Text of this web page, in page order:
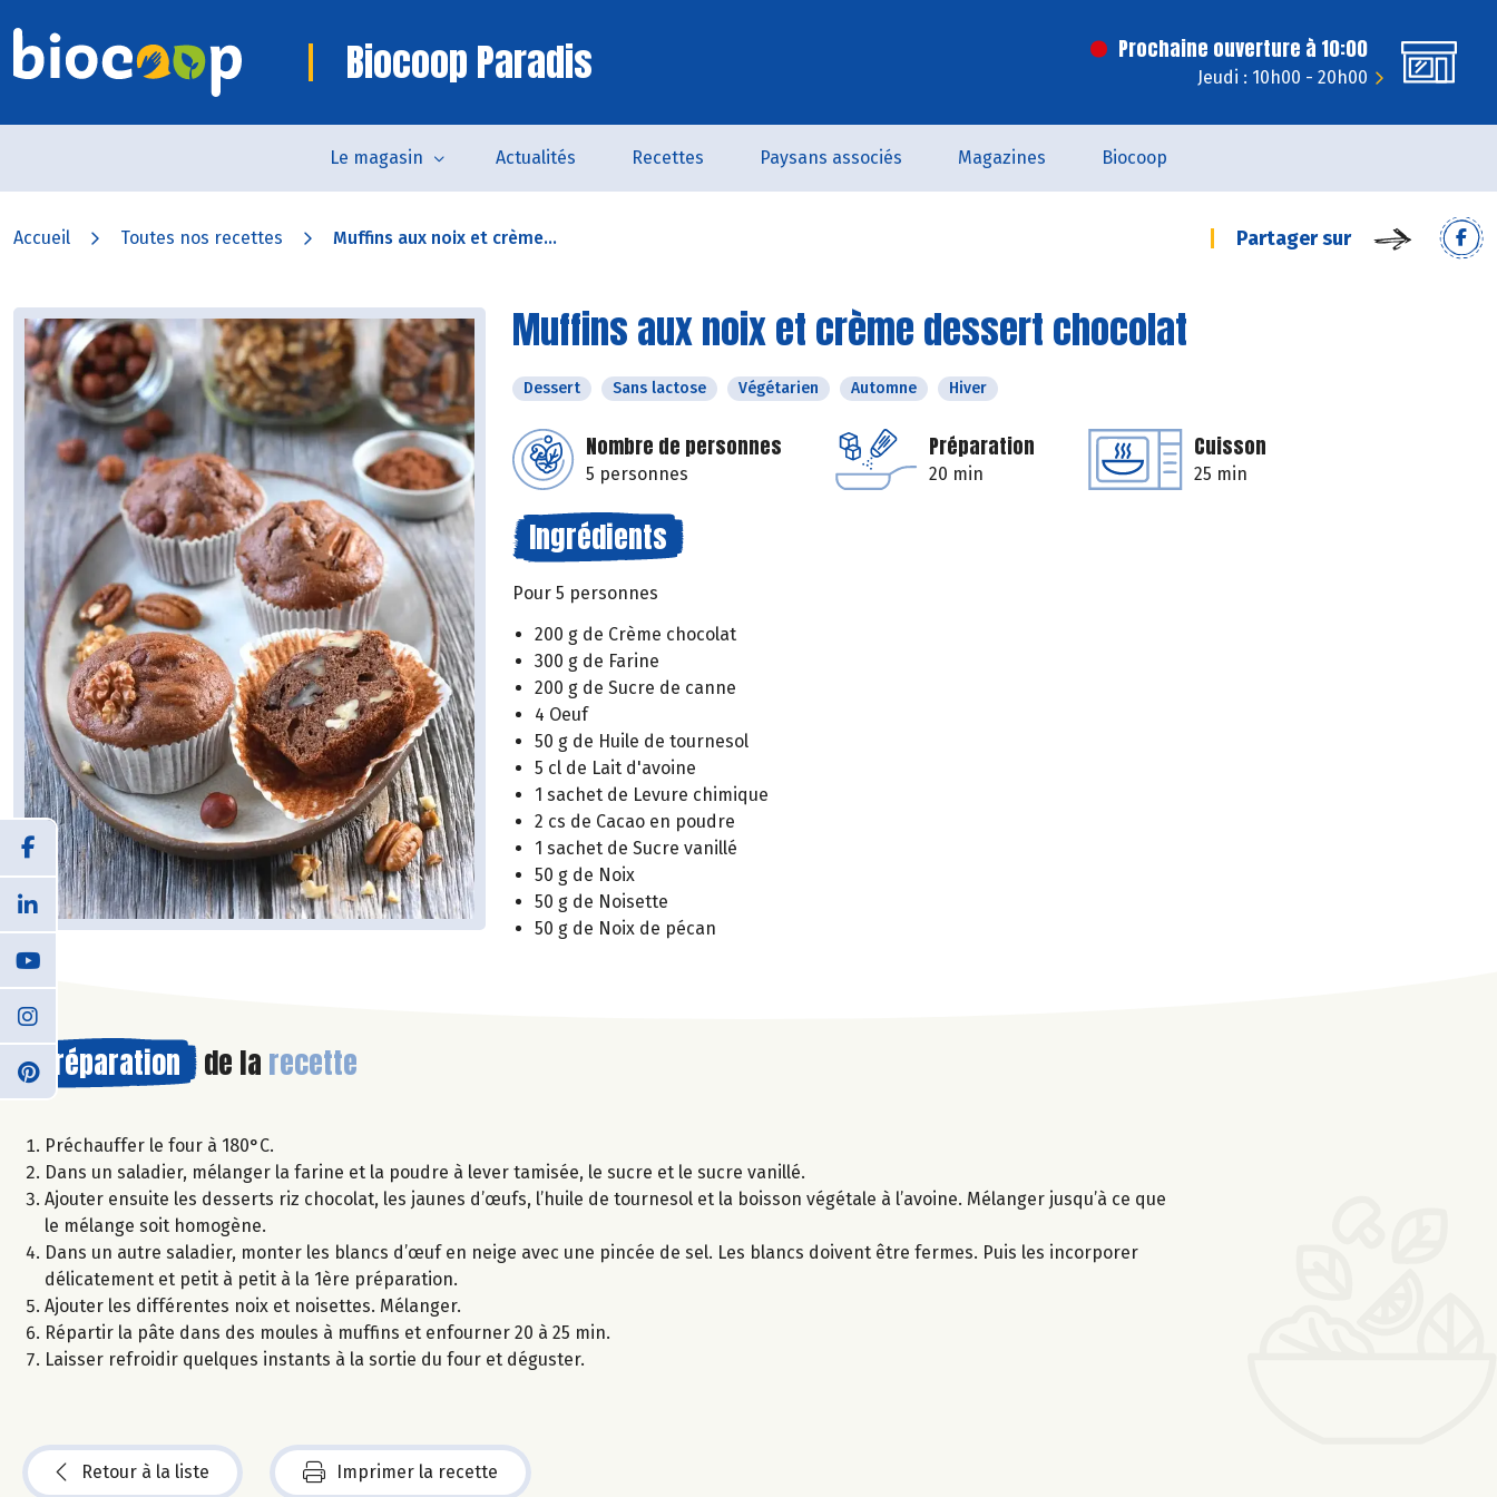
Biocoop Paradis Prochaine ouverture à 10:00
Jeudi : 10h00 - 20h00
Le magasin Actualités Recettes Paysans associés Magazines Biocoop
Accueil Toutes nos recettes Muffins aux noix et crème... Partager sur
Muffins aux noix et crème dessert chocolat
Dessert Sans lactose Végétarien Automne Hiver
Nombre de personnes
5 personnes
Préparation
20 min
Cuisson
25 min
Ingrédients
Pour 5 personnes
200 g de Crème chocolat
300 g de Farine
200 g de Sucre de canne
4 Oeuf
50 g de Huile de tournesol
5 cl de Lait d'avoine
1 sachet de Levure chimique
2 cs de Cacao en poudre
1 sachet de Sucre vanillé
50 g de Noix
50 g de Noisette
50 g de Noix de pécan
Préparation de la recette
Préchauffer le four à 180°C.
Dans un saladier, mélanger la farine et la poudre à lever tamisée, le sucre et le sucre vanillé.
Ajouter ensuite les desserts riz chocolat, les jaunes d’œufs, l’huile de tournesol et la boisson végétale à l’avoine. Mélanger jusqu’à ce que
le mélange soit homogène.
Dans un autre saladier, monter les blancs d’œuf en neige avec une pincée de sel. Les blancs doivent être fermes. Puis les incorporer
délicatement et petit à petit à la 1ère préparation.
Ajouter les différentes noix et noisettes. Mélanger.
Répartir la pâte dans des moules à muffins et enfourner 20 à 25 min.
Laisser refroidir quelques instants à la sortie du four et déguster.
Retour à la liste Imprimer la recette